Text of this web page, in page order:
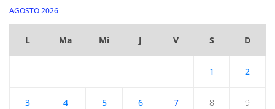
AGOSTO 2026
L Ma Mi J V S D
1 2
3 4 5 6 7 8 9